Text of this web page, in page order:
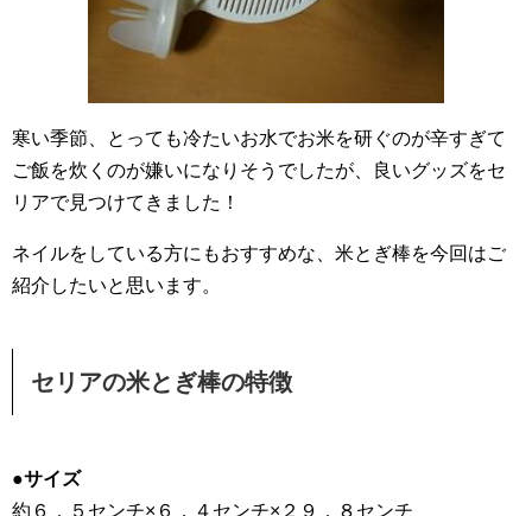
寒い季節、とっても冷たいお水でお米を研ぐのが辛すぎて
ご飯を炊くのが嫌いになりそうでしたが、良いグッズをセ
リアで見つけてきました！
ネイルをしている方にもおすすめな、米とぎ棒を今回はご
紹介したいと思います。
セリアの米とぎ棒の特徴
●サイズ
約６．５センチ×６．４センチ×２９．８センチ